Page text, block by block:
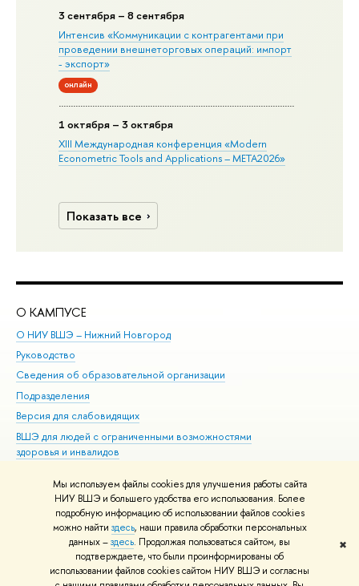
Мы используем файлы cookies для улучшения работы сайта
НИУ ВШЭ и большего удобства его использования. Более
подробную информацию об использовании файлов cookies
можно найти здесь, наши правила обработки персональных
данных –здесь. Продолжая пользоваться сайтом, вы
подтверждаете, что были проинформированы об
использовании файлов cookies сайтом НИУ ВШЭ и согласны
✖
3 сентября – 8 сентября
Интенсив «Коммуникации с контрагентами при
проведении внешнеторговых операций: импорт
- экспорт»
онлайн
1 октября – 3 октября
XIII Международная конференция «Modern
Econometric Tools and Applications – META2026»
Показать все
О КАМПУСЕ
О НИУ ВШЭ – Нижний Новгород
Руководство
Сведения об образовательной организации
Подразделения
Версия для слабовидящих
ВШЭ для людей с ограниченными возможностями
здоровья и инвалидов
© НИУ ВШЭ 1993–2026 Адреса и контакты Условия использования